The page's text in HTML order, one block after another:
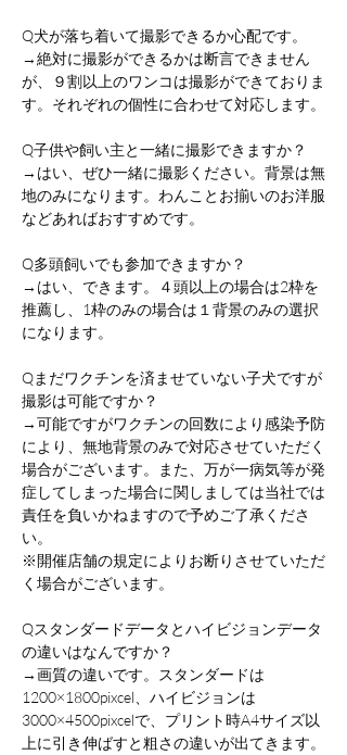
Q犬が落ち着いて撮影できるか心配です。
→絶対に撮影ができるかは断言できません
が、９割以上のワンコは撮影ができておりま
す。それぞれの個性に合わせて対応します。
Q子供や飼い主と一緒に撮影できますか？
→はい、ぜひ一緒に撮影ください。背景は無
地のみになります。わんことお揃いのお洋服
などあればおすすめです。
Q多頭飼いでも参加できますか？
→はい、できます。４頭以上の場合は2枠を
推薦し、1枠のみの場合は１背景のみの選択
になります。
Qまだワクチンを済ませていない子犬ですが
撮影は可能ですか？
→可能ですがワクチンの回数により感染予防
により、無地背景のみで対応させていただく
場合がございます。また、万が一病気等が発
症してしまった場合に関しましては当社では
責任を負いかねますので予めご了承くださ
い。
※開催店舗の規定によりお断りさせていただ
く場合がございます。
Qスタンダードデータとハイビジョンデータ
の違いはなんですか？
→画質の違いです。スタンダードは
1200×1800pixcel、ハイビジョンは
3000×4500pixcelで、プリント時A4サイズ以
上に引き伸ばすと粗さの違いが出てきます。